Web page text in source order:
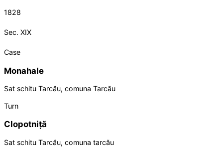
1828
Sec. XIX
Case
Monahale
Sat schitu Tarcău, comuna Tarcău
Turn
Clopotniță
Sat schitu Tarcău, comuna tarcău